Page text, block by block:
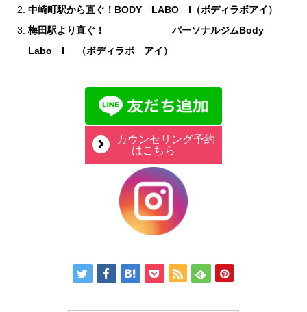
中崎町駅から直ぐ！BODY LABO I（ボディラボアイ）
梅田駅より直ぐ！ パーソナルジムBody
Labo I （ボディラボ アイ）
カウンセリング予約
はこちら